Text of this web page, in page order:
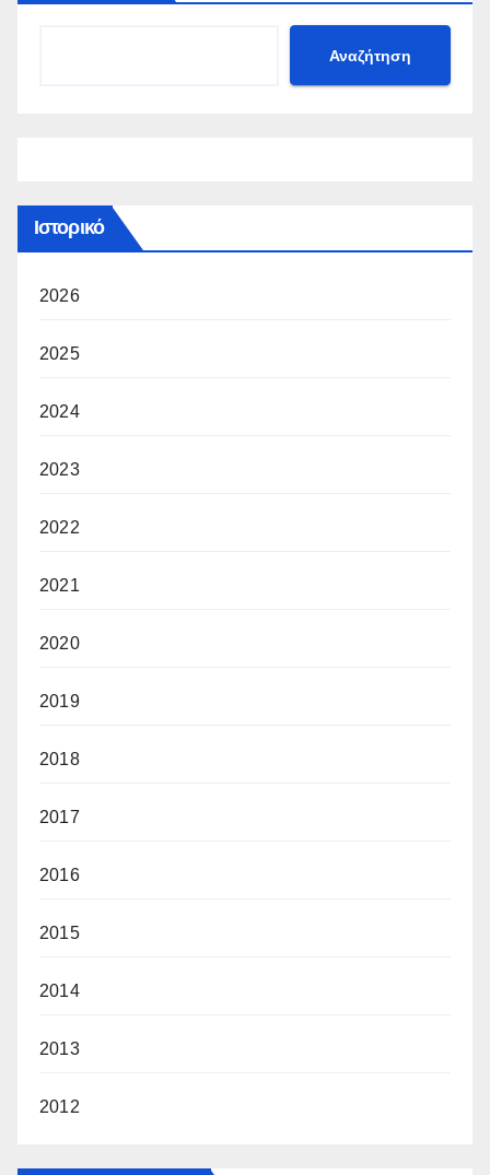
Αναζήτηση
Ιστορικό
2026
2025
2024
2023
2022
2021
2020
2019
2018
2017
2016
2015
2014
2013
2012